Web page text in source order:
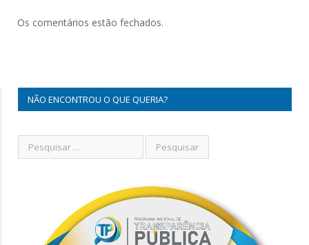
Os comentários estão fechados.
NÃO ENCONTROU O QUE QUERIA?